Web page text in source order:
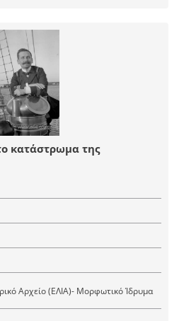
κατάστρωμα της
Αρχείο (ΕΛΙΑ)- Μορφωτικό Ίδρυμα